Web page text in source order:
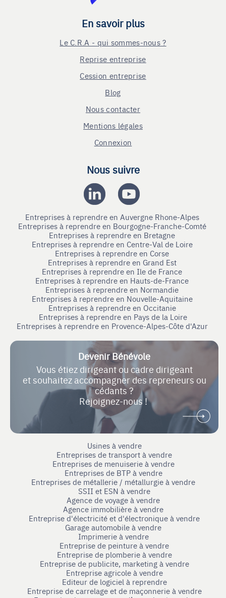
En savoir plus
Le C.R.A - qui sommes-nous ?
Reprise entreprise
Cession entreprise
Blog
Nous contacter
Mentions légales
Connexion
Nous suivre
Entreprises à reprendre en Auvergne Rhone-Alpes
Entreprises à reprendre en Bourgogne-Franche-Comté
Entreprises à reprendre en Bretagne
Entreprises à reprendre en Centre-Val de Loire
Entreprises à reprendre en Corse
Entreprises à reprendre en Grand Est
Entreprises à reprendre en Ile de France
Entreprises à reprendre en Hauts-de-France
Entreprises à reprendre en Normandie
Entreprises à reprendre en Nouvelle-Aquitaine
Entreprises à reprendre en Occitanie
Entreprises à reprendre en Pays de la Loire
Entreprises à reprendre en Provence-Alpes-Côte d'Azur
Devenir Bénévole
Vous étiez dirigeant ou cadre dirigeant
et souhaitez accompagner des repreneurs ou
cédants ?
Rejoignez-nous !
Usines à vendre
Entreprises de transport à vendre
Entreprises de menuiserie à vendre
Entreprises de BTP à vendre
Entreprises de métallerie / métallurgie à vendre
SSII et ESN à vendre
Agence de voyage à vendre
Agence immobilière à vendre
Entreprise d'électricité et d'électronique à vendre
Garage automobile à vendre
Imprimerie à vendre
Entreprise de peinture à vendre
Entreprise de plomberie à vendre
Entreprise de publicite, marketing à vendre
Entreprise agricole à vendre
Editeur de logiciel à reprendre
Entreprise de carrelage et de maçonnerie à vendre